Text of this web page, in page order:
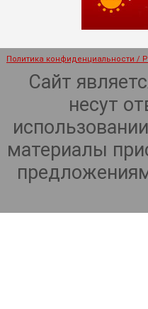
Политика конфиденциальности /
Сайт
несут
материалы